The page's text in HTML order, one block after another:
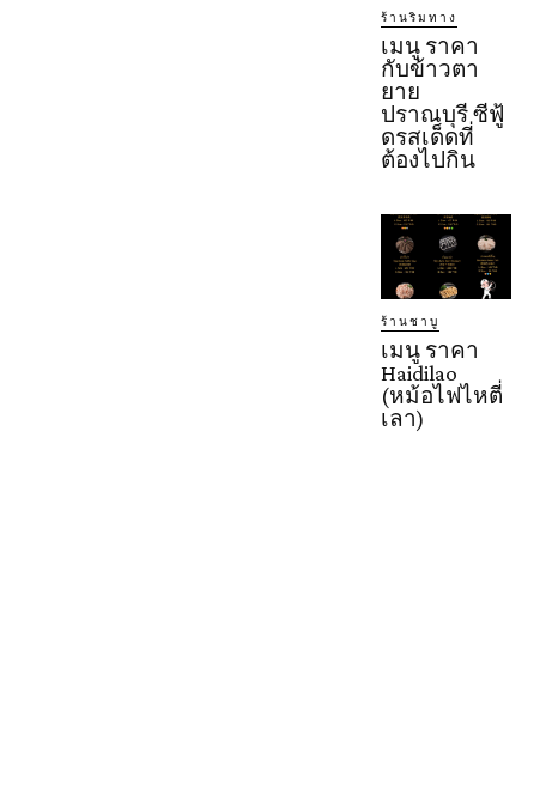
ร้านริมทาง
เมนู ราคา
กับข้าวตา
ยาย
ปราณบุรี ซีฟู้
ดรสเด็ดที่
ต้องไปกิน
ร้านชาบู
เมนู ราคา
Haidilao
(หม้อไฟไหตี่
เลา)